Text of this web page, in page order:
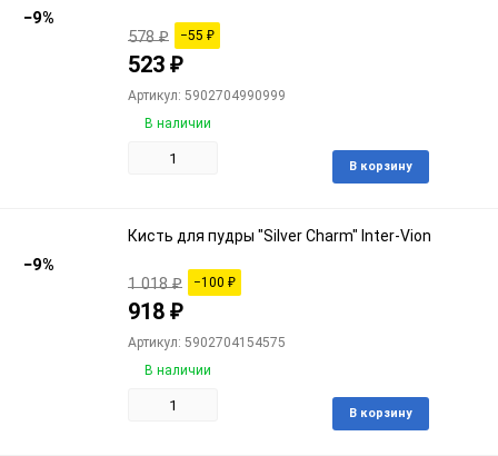
−9%
578₽ −55 ₽
523 ₽
Артикул: 5902704990999
В наличии
В корзину
−9%
Кисть для пудры "Silver Charm" Inter-Vion
1 018₽ −100 ₽
918 ₽
Артикул: 5902704154575
В наличии
В корзину